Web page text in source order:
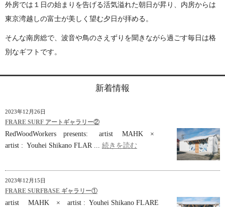
外房では１日の始まりを告げる活気溢れた朝日が昇り、内房からは
東京湾越しの富士が美しく望む夕日が拝める。
そんな南房総で、波音や鳥のさえずりを聞きながら過ごす毎日は格
別なギフトです。
新着情報
2023年12月26日
FRARE SURF アートギャラリー②
RedWoodWorkers presents: artist MAHK ×
artist : Youhei Shikano FLAR ... 続きを読む
2023年12月15日
FRARE SURFBASE ギャラリー①
artist MAHK × artist : Youhei Shikano FLARE